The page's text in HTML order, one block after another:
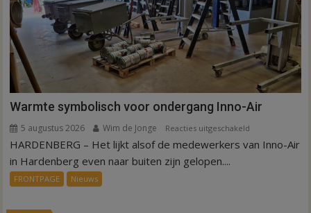
Sibculo
Warmte symbolisch voor ondergang Inno-Air
5 augustus 2026 Wim de Jonge Reacties uitgeschakeld
Warmte
HARDENBERG – Het lijkt alsof de medewerkers van Inno-Air
in Hardenberg even naar buiten zijn gelopen....
FRONTPAGE Nieuws